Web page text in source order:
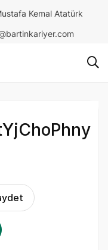
Kemal Atatürk